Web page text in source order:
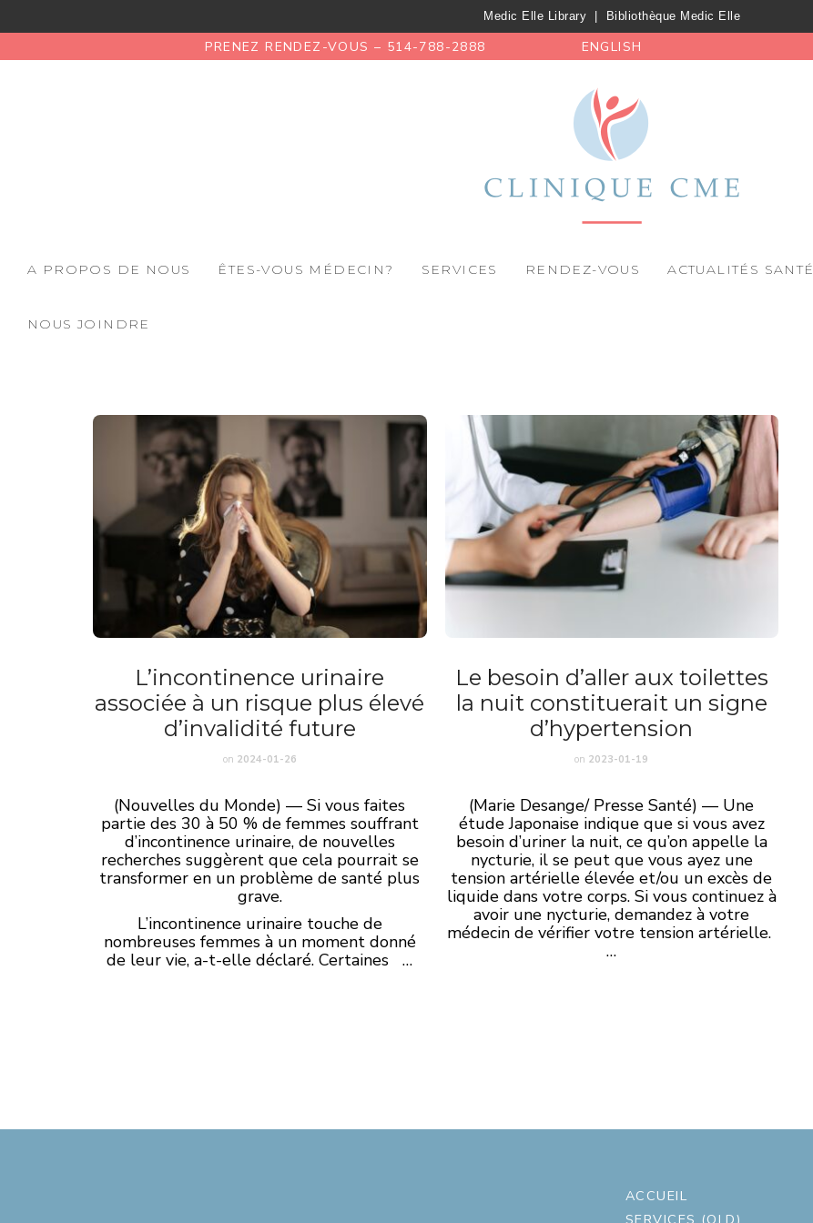
Medic Elle Library Bibliothèque Medic Elle
PRENEZ RENDEZ-VOUS – 514-788-2888 ENGLISH
A PROPOS DE NOUS ÊTES-VOUS MÉDECIN? SERVICES RENDEZ-VOUS ACTUALITÉS SANTÉ
NOUS JOINDRE
L’incontinence urinaire
associée à un risque plus élevé
d’invalidité future
on 2024-01-26
(Nouvelles du Monde) — Si vous faites
partie des 30 à 50 % de femmes souffrant
d’incontinence urinaire, de nouvelles
recherches suggèrent que cela pourrait se
transformer en un problème de santé plus
grave.
L’incontinence urinaire touche de
nombreuses femmes à un moment donné
de leur vie, a-t-elle déclaré. Certaines …
Le besoin d’aller aux toilettes
la nuit constituerait un signe
d’hypertension
on 2023-01-19
(Marie Desange/ Presse Santé) — Une
étude Japonaise indique que si vous avez
besoin d’uriner la nuit, ce qu’on appelle la
nycturie, il se peut que vous ayez une
tension artérielle élevée et/ou un excès de
liquide dans votre corps. Si vous continuez à
avoir une nycturie, demandez à votre
médecin de vérifier votre tension artérielle.
…
ACCUEIL
SERVICES (OLD)